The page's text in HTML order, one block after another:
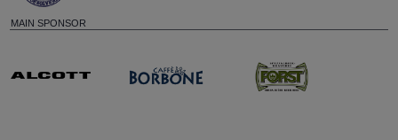
MAIN SPONSOR